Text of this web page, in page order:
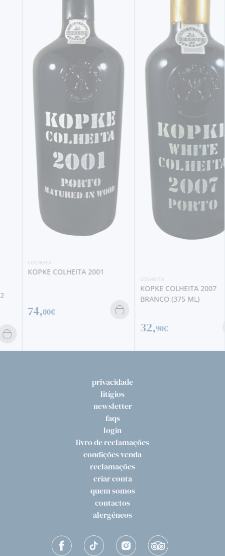
KOPKE COLHEITA 2001
00€
KOPKE COLHEITA 2007
BRANCO (375 ML)
90€
privacidade
litígios
newsletter
faqs
login
livro de reclamações
condições venda
reclamações
criar conta
quem somos
contactos
alergéneos